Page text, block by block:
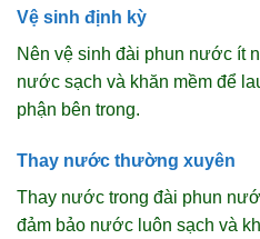
Vệ sinh định kỳ
Nên vệ sinh đài phun nước ít
nước sạch và khăn mềm để
phận bên trong.
Thay nước thường xuyên
Thay nước trong đài phun
đảm bảo nước luôn sạch và